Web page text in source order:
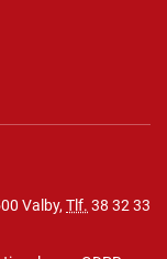
Valby, Tlf. 38 32 33